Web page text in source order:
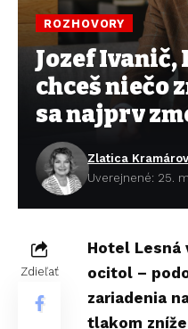
ROZHOVORY
Jozef Ivanič,
chceš niečo
sa najprv
Zlatica
Uverejnené: 25.
Zdieľať
Hotel Lesná
ocitol –
zariadenia
tlakom